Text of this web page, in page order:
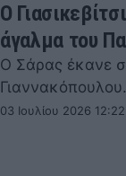
Ο
άγαλμα του
Ο Σάρας έκανε
Γιαννακόπουλου.
03 Ιουλίου 2026 12:22